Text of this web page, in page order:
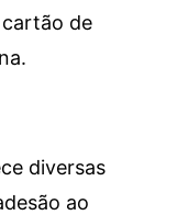
de
diversas
ao